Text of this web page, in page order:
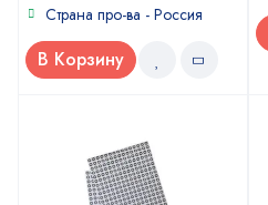
Страна про-ва - Россия
В Корзину